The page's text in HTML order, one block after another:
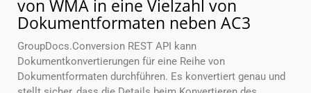
von WMA in eine Vielzahl von
Dokumentformaten neben AC3
GroupDocs.Conversion REST API kann
Dokumentkonvertierungen für eine Reihe von
Dokumentformaten durchführen. Es konvertiert genau und